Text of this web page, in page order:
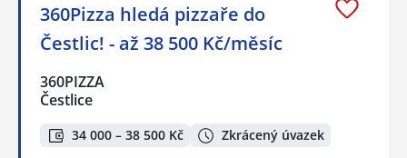
360Pizza hledá pizzaře do
Čestlic! - až 38 500 Kč/měsíc
360PIZZA
Čestlice
34 000 – 38 500 Kč Zkrácený úvazek